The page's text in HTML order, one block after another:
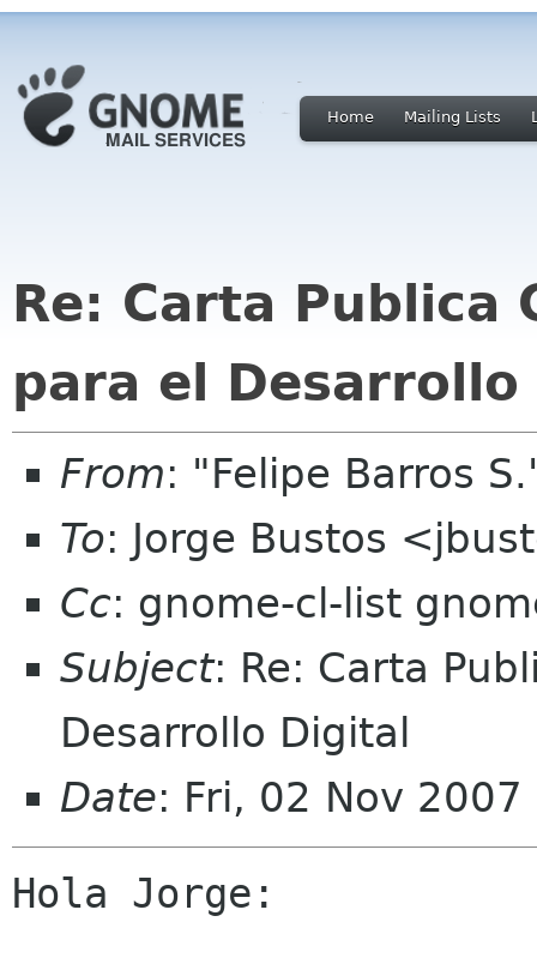
Home Mailing Lists
Re: Carta Publica
para el
From: "Felipe Barros
To: Jorge Bustos
Cc: gnome-cl-list
Subject: Re: Carta
Desarrollo Digital
Date: Fri, 02 Nov
Hola Jorge: